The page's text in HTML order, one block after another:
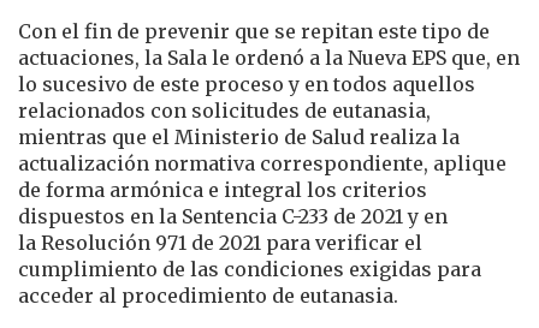
Con el fin de prevenir que se repitan este tipo de
actuaciones, la Sala le ordenó a la Nueva EPS que, en
lo sucesivo de este proceso y en todos aquellos
relacionados con solicitudes de eutanasia,
mientras que el Ministerio de Salud realiza la
actualización normativa correspondiente, aplique
de forma armónica e integral los criterios
dispuestos en la Sentencia C-233 de 2021 y en
la Resolución 971 de 2021 para verificar el
cumplimiento de las condiciones exigidas para
acceder al procedimiento de eutanasia.